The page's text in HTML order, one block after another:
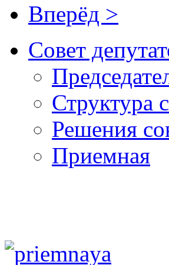
Вперёд >
Совет
Структура
Решения
Приемная